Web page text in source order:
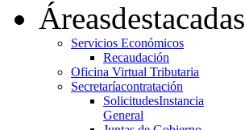
Áreasdestacadas
Servicios Económicos
Recaudación
Oficina Virtual Tributaria
Secretaríacontratación
SolicitudesInstancia
General